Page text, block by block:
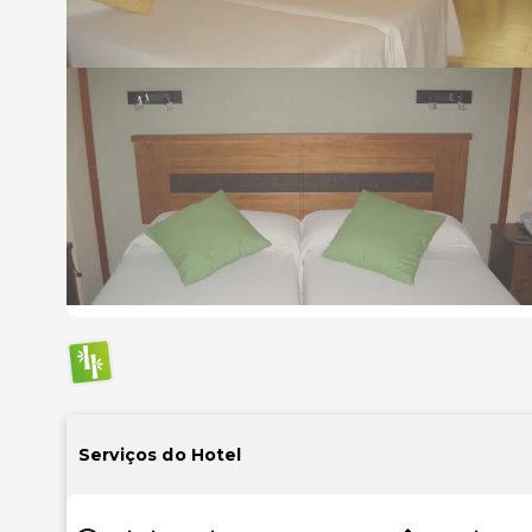
Serviços do Hotel